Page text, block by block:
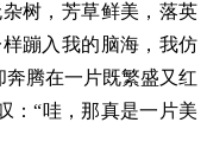
树，芳草鲜美，落英
蹦入我的脑海，我仿
腾在一片既繁盛又红
：“哇，那真是一片美